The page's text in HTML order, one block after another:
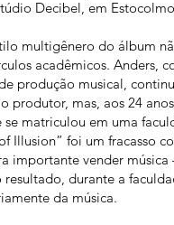
Decibel, em
multigênero do álbum
acadêmicos. Anders,
produção musical,
produtor, mas, aos 24
se matriculou em uma
Illusion” foi um fracasso
importante vender música
durante a
da música.